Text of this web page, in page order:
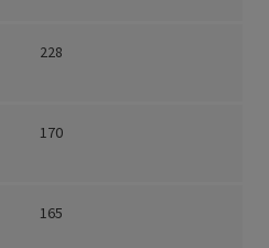
228
170
165